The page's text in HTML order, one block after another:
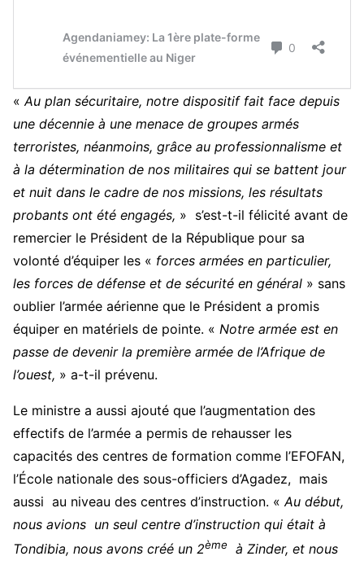
« Au plan sécuritaire, notre dispositif fait face depuis
une décennie à une menace de groupes armés
terroristes, néanmoins, grâce au professionnalisme et
à la détermination de nos militaires qui se battent jour
et nuit dans le cadre de nos missions, les résultats
probants ont été engagés, » s’est-t-il félicité avant de
remercier le Président de la République pour sa
volonté d’équiper les « forces armées en particulier,
les forces de défense et de sécurité en général » sans
oublier l’armée aérienne que le Président a promis
équiper en matériels de pointe. « Notre armée est en
passe de devenir la première armée de l’Afrique de
l’ouest, » a-t-il prévenu.
Le ministre a aussi ajouté que l’augmentation des
effectifs de l’armée a permis de rehausser les
capacités des centres de formation comme l’EFOFAN,
l’École nationale des sous-officiers d’Agadez, mais
aussi au niveau des centres d’instruction. « Au début,
nous avions un seul centre d’instruction qui était à
Tondibia, nous avons créé un 2ème
à Zinder, et nous